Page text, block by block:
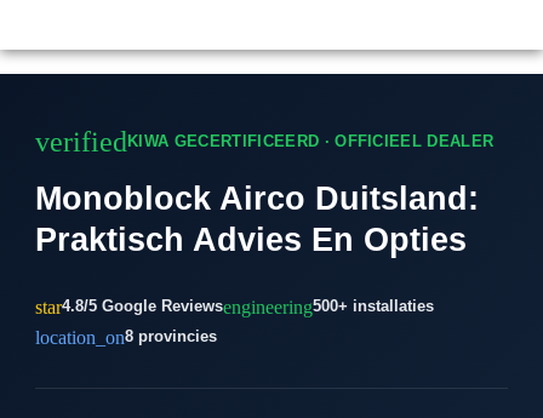
verified KIWA GECERTIFICEERD · OFFICIEEL DEALER
Monoblock Airco Duitsland:
Praktisch Advies En Opties
star4.8/5 Google Reviewsengineering500+ installaties
location_on8 provincies